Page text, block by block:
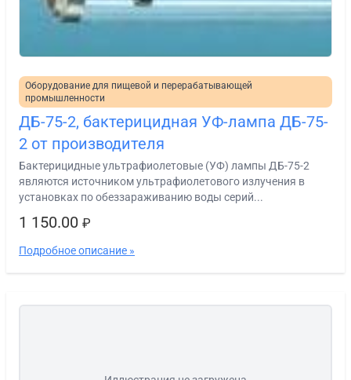
Оборудование для пищевой и перерабатывающей
промышленности
ДБ-75-2, бактерицидная УФ-лампа ДБ-75-
2 от производителя
Бактерицидные ультрафиолетовые (УФ) лампы ДБ-75-2
являются источником ультрафиолетового излучения в
установках по обеззараживанию воды серий...
1 150.00 ₽
Подробное описание »